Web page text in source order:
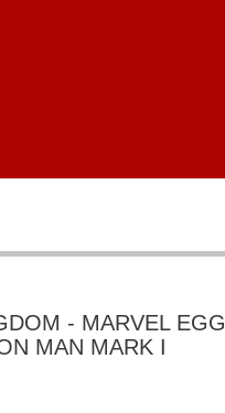
- MARVEL EGG
MAN MARK I